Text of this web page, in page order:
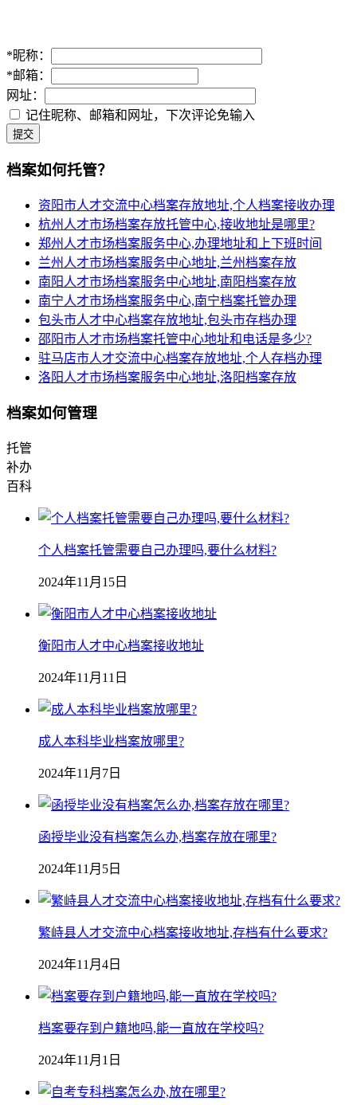
*昵称：
*邮箱：
网址：
记住昵称、邮箱和网址，下次评论免输入
提交
档案如何托管？
资阳市人才交流中心档案存放地址,个人档案接收办理
杭州人才市场档案存放托管中心,接收地址是哪里?
郑州人才市场档案服务中心,办理地址和上下班时间
兰州人才市场档案服务中心地址,兰州档案存放
南阳人才市场档案服务中心地址,南阳档案存放
南宁人才市场档案服务中心,南宁档案托管办理
包头市人才中心档案存放地址,包头市存档办理
邵阳市人才市场档案托管中心地址和电话是多少?
驻马店市人才交流中心档案存放地址,个人存档办理
洛阳人才市场档案服务中心地址,洛阳档案存放
档案如何管理
托管
补办
百科
个人档案托管需要自己办理吗,要什么材料?
2024年11月15日
衡阳市人才中心档案接收地址
2024年11月11日
成人本科毕业档案放哪里?
2024年11月7日
函授毕业没有档案怎么办,档案存放在哪里?
2024年11月5日
繁峙县人才交流中心档案接收地址,存档有什么要求?
2024年11月4日
档案要存到户籍地吗,能一直放在学校吗?
2024年11月1日